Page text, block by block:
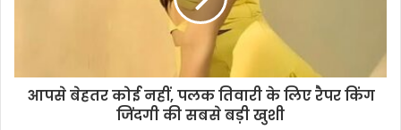
आपसे बेहतर कोई नहीं, पलक तिवारी के लिए रैपर किंग
जिंदगी की सबसे बड़ी खुशी